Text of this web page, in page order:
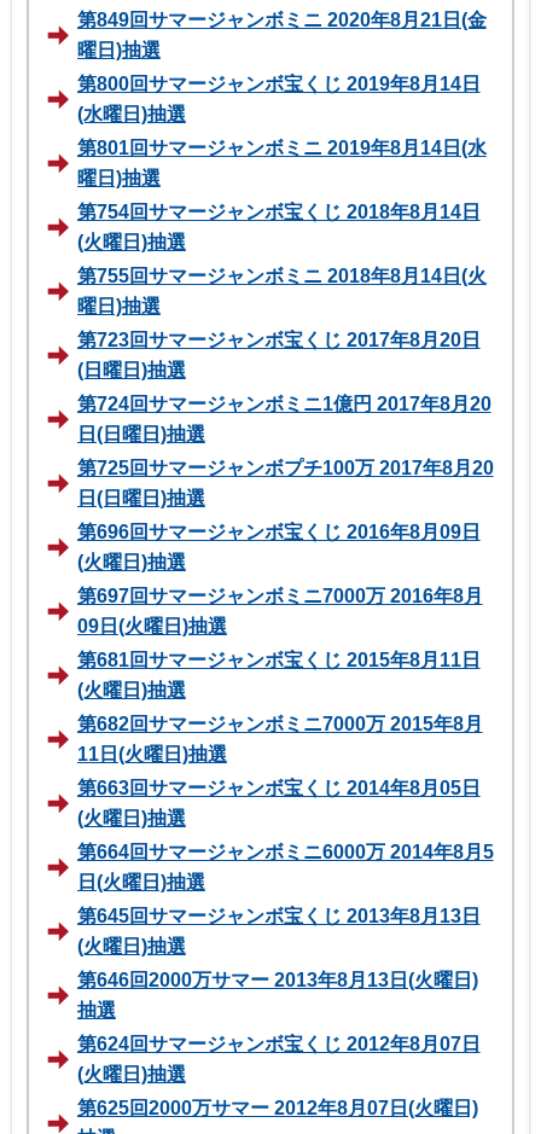
第849回サマージャンボミニ 2020年8月21日(金
曜日)抽選
第800回サマージャンボ宝くじ 2019年8月14日
(水曜日)抽選
第801回サマージャンボミニ 2019年8月14日(水
曜日)抽選
第754回サマージャンボ宝くじ 2018年8月14日
(火曜日)抽選
第755回サマージャンボミニ 2018年8月14日(火
曜日)抽選
第723回サマージャンボ宝くじ 2017年8月20日
(日曜日)抽選
第724回サマージャンボミニ1億円 2017年8月20
日(日曜日)抽選
第725回サマージャンボプチ100万 2017年8月20
日(日曜日)抽選
第696回サマージャンボ宝くじ 2016年8月09日
(火曜日)抽選
第697回サマージャンボミニ7000万 2016年8月
09日(火曜日)抽選
第681回サマージャンボ宝くじ 2015年8月11日
(火曜日)抽選
第682回サマージャンボミニ7000万 2015年8月
11日(火曜日)抽選
第663回サマージャンボ宝くじ 2014年8月05日
(火曜日)抽選
第664回サマージャンボミニ6000万 2014年8月5
日(火曜日)抽選
第645回サマージャンボ宝くじ 2013年8月13日
(火曜日)抽選
第646回2000万サマー 2013年8月13日(火曜日)
抽選
第624回サマージャンボ宝くじ 2012年8月07日
(火曜日)抽選
第625回2000万サマー 2012年8月07日(火曜日)